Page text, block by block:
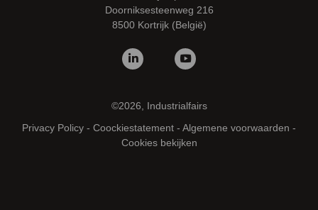
Doorniksesteenweg 216
8500 Kortrijk (België)
©2026, Industrialfairs
Privacy Policy - Coockiestatement - Algemene voorwaarden -
Cookies bekijken